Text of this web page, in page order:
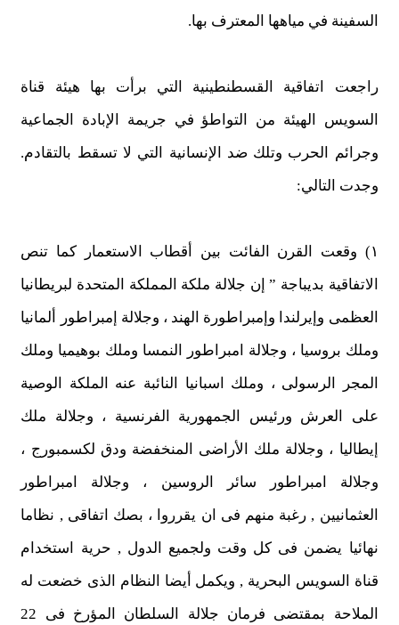
السفينة في مياهها المعترف بها.
راجعت اتفاقية القسطنطينية التي برأت بها هيئة قناة
السويس الهيئة من التواطؤ في جريمة الإبادة الجماعية
وجرائم الحرب وتلك ضد الإنسانية التي لا تسقط بالتقادم.
وجدت التالي:
١) وقعت القرن الفائت بين أقطاب الاستعمار كما تنص
الاتفاقية بديباجة ” إن جلالة ملكة المملكة المتحدة لبريطانيا
العظمى وإيرلندا وإمبراطورة الهند ، وجلالة إمبراطور ألمانيا
وملك بروسيا ، وجلالة امبراطور النمسا وملك بوهيميا وملك
المجر الرسولى ، وملك اسبانيا النائبة عنه الملكة الوصية
على العرش ورئيس الجمهورية الفرنسية ، وجلالة ملك
إيطاليا ، وجلالة ملك الأراضى المنخفضة ودق لكسمبورج ،
وجلالة امبراطور سائر الروسين ، وجلالة امبراطور
العثمانيين , رغبة منهم فى ان يقرروا ، بصك اتفاقى , نظاما
نهائيا يضمن فى كل وقت ولجميع الدول , حرية استخدام
قناة السويس البحرية , ويكمل أيضا النظام الذى خضعت له
الملاحة بمقتضى فرمان جلالة السلطان المؤرخ فى 22